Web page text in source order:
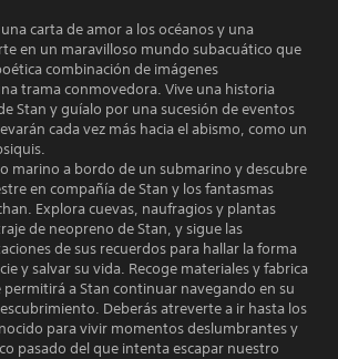
carta de amor a los océanos y una
en un maravilloso mundo subacuático que
combinación de imágenes
trama conmovedora. Vive una historia
Stan y guíalo por una sucesión de eventos
cada vez más hacia el abismo, como un
marino a bordo de un submarino y descubre
en compañía de Stan y los fantasmas
Explora cuevas, naufragios y plantas
de neopreno de Stan, y sigue las
de sus recuerdos para hallar la forma
y salvar su vida. Recoge materiales y fabrica
a Stan continuar navegando en su
Deberás atreverte a ir hasta los
para vivir momentos deslumbrantes y
pasado del que intenta escapar nuestro